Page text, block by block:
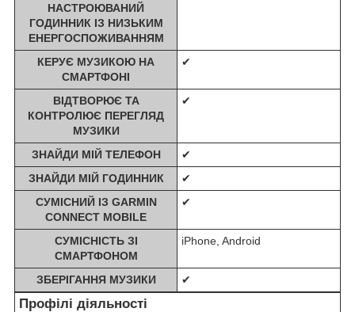
НАСТРОЮВАНИЙ
ГОДИННИК ІЗ НИЗЬКИМ
ЕНЕРГОСПОЖИВАННЯМ
КЕРУЄ МУЗИКОЮ НА
СМАРТФОНІ
✔
ВІДТВОРЮЄ ТА
КОНТРОЛЮЄ ПЕРЕГЛЯД
МУЗИКИ
✔
ЗНАЙДИ МІЙ ТЕЛЕФОН
✔
ЗНАЙДИ МІЙ ГОДИННИК
✔
СУМІСНИЙ ІЗ GARMIN
CONNECT MOBILE
✔
СУМІСНІСТЬ ЗІ
СМАРТФОНОМ
iPhone, Android
ЗБЕРІГАННЯ МУЗИКИ ✔
Профілі діяльності